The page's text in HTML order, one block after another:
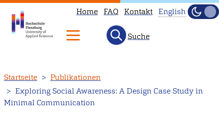
zum
Inhalt
Home FAQ Kontakt
available
English
Hell
Suche
Startseite
Publikationen
Exploring Social Awareness: A Design Case Study in
Minimal Communication